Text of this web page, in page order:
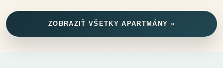
ZOBRAZIŤ VŠETKY APARTMÁNY »